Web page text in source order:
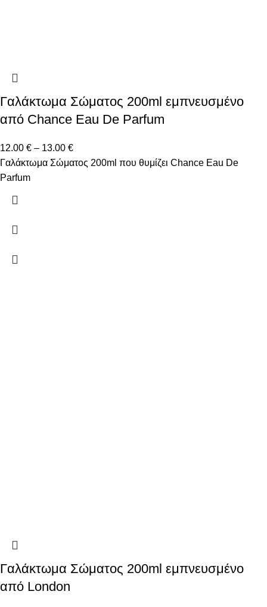
Γαλάκτωμα Σώματος 200ml εμπνευσμένο
από Chance Eau De Parfum
12.00 € – 13.00 €
Γαλάκτωμα Σώματος 200ml που θυμίζει Chance Eau De
Parfum
Γαλάκτωμα Σώματος 200ml εμπνευσμένο
από London